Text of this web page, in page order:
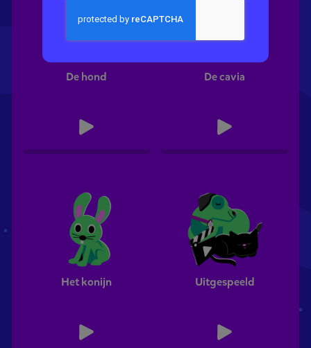
De hond De cavia
Het konijn Uitgespeeld